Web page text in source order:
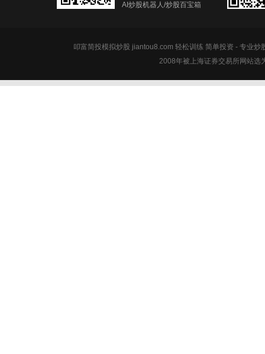
AI炒股机器人/炒股百宝箱
叩富简投模拟炒股 jiantou8.com 轻松训练 简单投资 - 专业炒
2008年被上海证券交易所网站选